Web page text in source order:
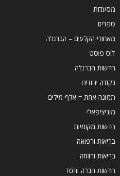
מסעדות
ספרים
מאחורי הקלעים – הברנז'ה
דוס פוסט
חדשות הברנז'ה
נקודה יהודית
תמונה אחת = אלף מילים
מוניציפאלי
חדשות מקומיות
בריאות ורפואה
בריאות ורווחה
חדשות חברה וחסד